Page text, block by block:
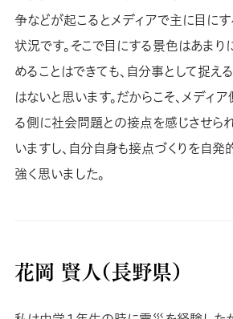
争などが起こるとメディアで主に目に
状況です。そこで目にする景色はあまり
めることはできても、自分事として捉え
はないと思います。だからこそ、メディ
る側に社会問題との接点を感じさせら
いますし、自分自身も接点づくりを自発
強く思いました。
花岡 賢人（長野県）